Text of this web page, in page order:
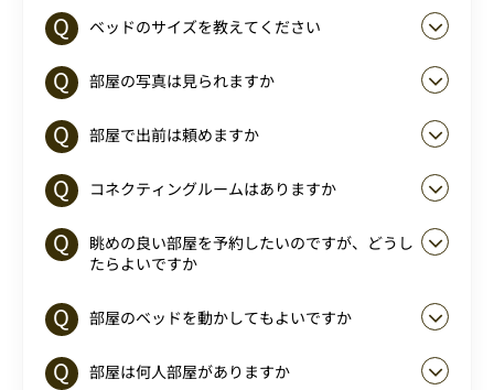
ベッドのサイズを教えてください
部屋の写真は見られますか
部屋で出前は頼めますか
コネクティングルームはありますか
眺めの良い部屋を予約したいのですが、どうし
たらよいですか
部屋のベッドを動かしてもよいですか
部屋は何人部屋がありますか